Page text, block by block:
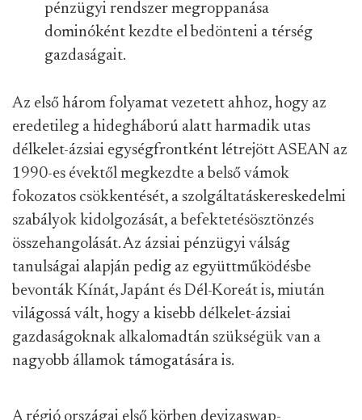
pénzügyi rendszer megroppanása
dominóként kezdte el bedönteni a térség
gazdaságait.
Az első három folyamat vezetett ahhoz, hogy az
eredetileg a hidegháború alatt harmadik utas
délkelet-ázsiai egységfrontként létrejött ASEAN az
1990-es évektől megkezdte a belső vámok
fokozatos csökkentését, a szolgáltatáskereskedelmi
szabályok kidolgozását, a befektetésösztönzés
összehangolását. Az ázsiai pénzügyi válság
tanulságai alapján pedig az együttműködésbe
bevonták Kínát, Japánt és Dél-Koreát is, miután
világossá vált, hogy a kisebb délkelet-ázsiai
gazdaságoknak alkalomadtán szükségük van a
nagyobb államok támogatására is.
A régió országai első körben devizaswap-